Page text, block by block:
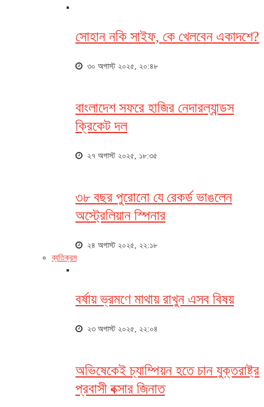
সোহান নকি সাইফ, কে খেলবেন একাদশে?
৩০ অগাস্ট ২০২৫, ২০:৪৮
বাংলাদেশ সফরে হাজির নেদারল্যান্ডস
ক্রিকেট দল
২৭ অগাস্ট ২০২৫, ১৮:৩৫
৩৮ বছর পুরোনো যে রেকর্ড ভাঙলেন
অস্ট্রেলিয়ান স্পিনার
২৪ অগাস্ট ২০২৫, ২২:১৮
ব্যতিক্রম
বর্ষায় ভ্রমণে মাথায় রাখুন এসব বিষয়
২৩ অগাস্ট ২০২৫, ২২:০৪
অভিষেকেই চ্যাম্পিয়ন হতে চান যুক্তরাষ্ট্র
প্রবাসী বক্সার জিনাত